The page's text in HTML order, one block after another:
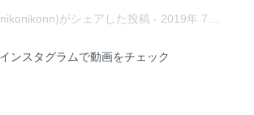
がシェアした投稿 - 2019年 7月月24日午前3時44分PDT
ンスタグラムで動画をチェック